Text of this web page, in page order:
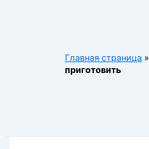
Главная страница »
приготовить